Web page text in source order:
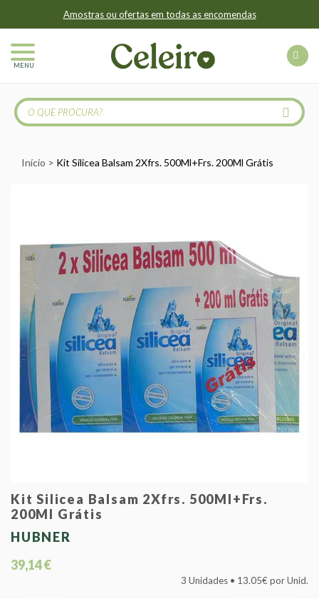
Amostras ou ofertas em todas as encomendas
MENU
Início Kit Silicea Balsam 2Xfrs. 500Ml+Frs. 200Ml Grátis
Kit Silicea Balsam 2Xfrs. 500Ml+Frs.
200Ml Grátis
HUBNER
39,14 €
3 Unidades • 13.05€ por Unid.